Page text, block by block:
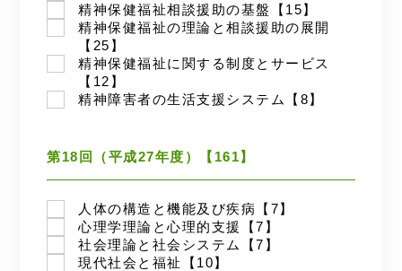
精神保健福祉相談援助の基盤【15】
精神保健福祉の理論と相談援助の展開
【25】
精神保健福祉に関する制度とサービス
【12】
精神障害者の生活支援システム【8】
第18回（平成27年度）【161】
人体の構造と機能及び疾病【7】
心理学理論と心理的支援【7】
社会理論と社会システム【7】
現代社会と福祉【10】